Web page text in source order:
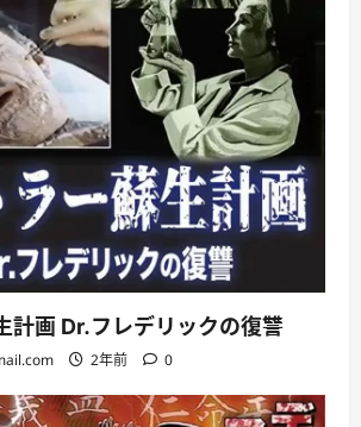
計画 Dr.フレデリックの復讐
2年前 0